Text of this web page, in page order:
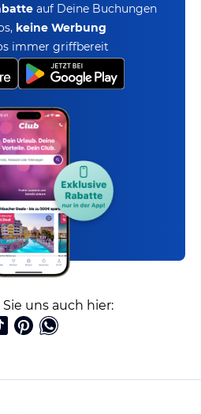
auf Deine Buchungen
keine Werbung
immer griffbereit
uns auch hier: